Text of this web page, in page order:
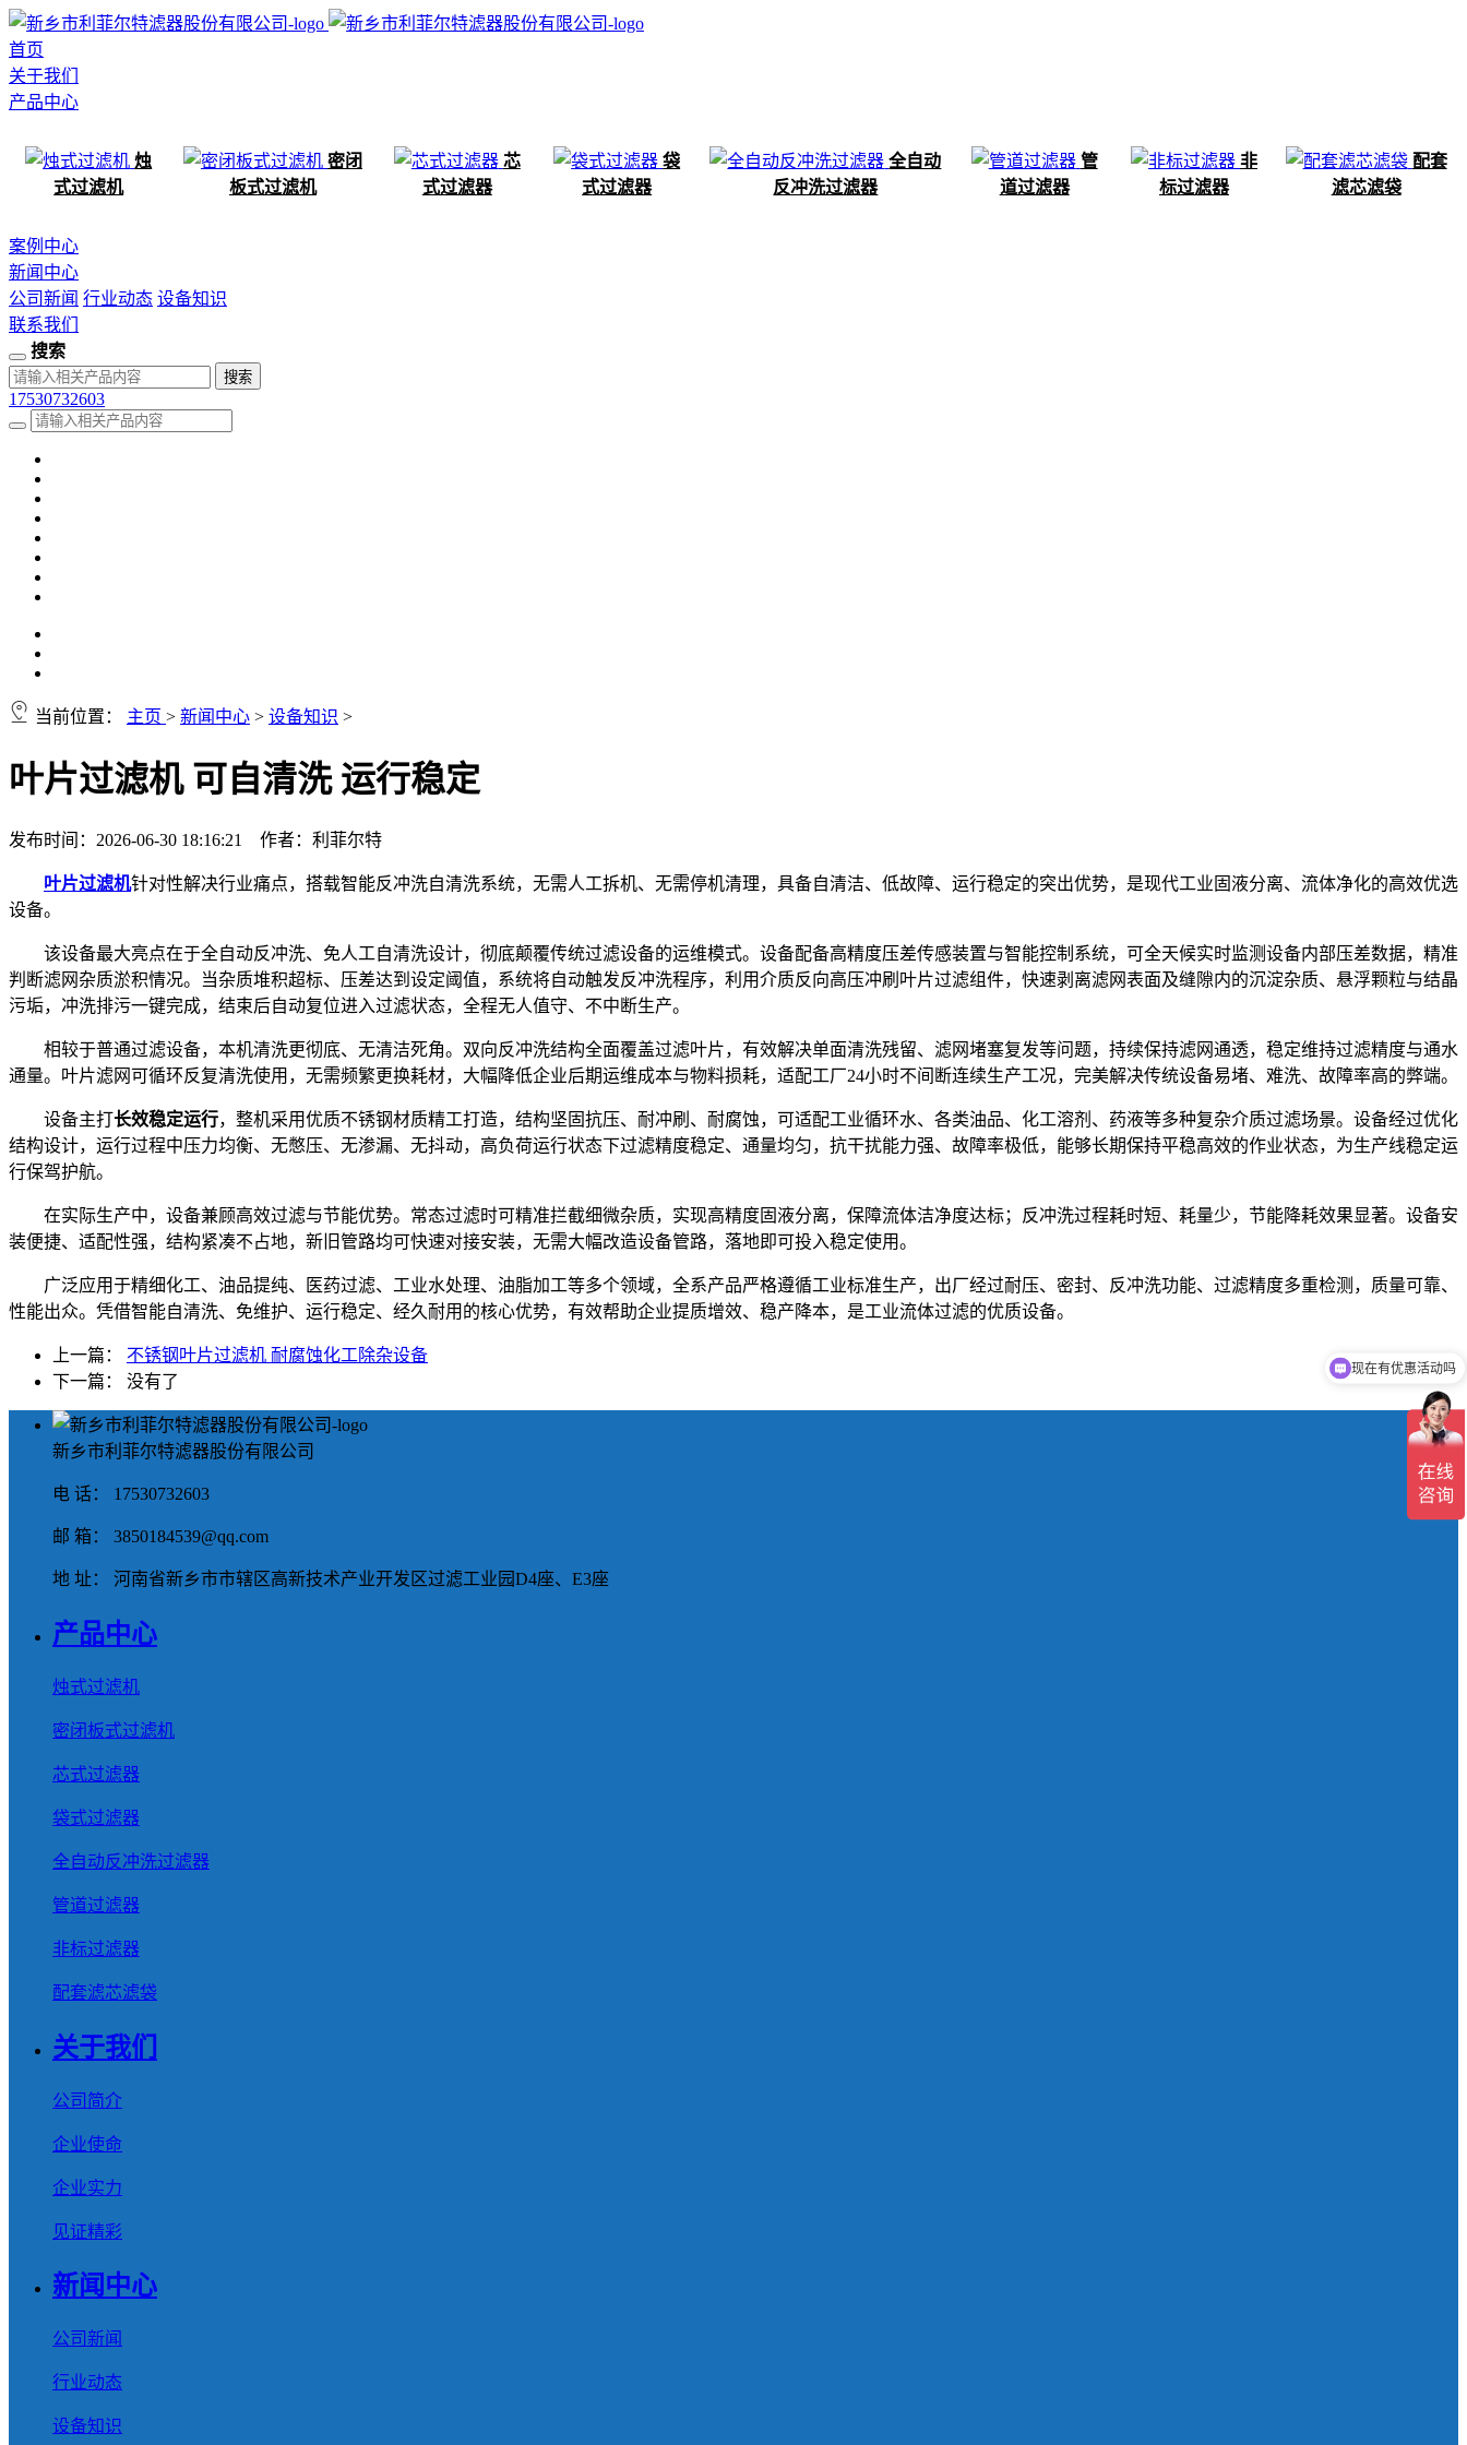
首页
关于我们
产品中心
烛
式过滤机
密闭
板式过滤机
芯
式过滤器
袋
式过滤器
全自动
反冲洗过滤器
管
道过滤器
非
标过滤器
配套
滤芯滤袋
案例中心
新闻中心
公司新闻 行业动态 设备知识
联系我们
搜索
17530732603
当前位置： 主页 > 新闻中心 > 设备知识 >
叶片过滤机 可自清洗 运行稳定
发布时间：2026-06-30 18:16:21 作者：利菲尔特
叶片过滤机针对性解决行业痛点，搭载智能反冲洗自清洗系统，无需人工拆机、无需停机清理，具备自清洁、低故障、运行稳定的突出优势，是现代工业固液分离、流体净化的高效优选
设备。
该设备最大亮点在于全自动反冲洗、免人工自清洗设计，彻底颠覆传统过滤设备的运维模式。设备配备高精度压差传感装置与智能控制系统，可全天候实时监测设备内部压差数据，精准
判断滤网杂质淤积情况。当杂质堆积超标、压差达到设定阈值，系统将自动触发反冲洗程序，利用介质反向高压冲刷叶片过滤组件，快速剥离滤网表面及缝隙内的沉淀杂质、悬浮颗粒与结晶
污垢，冲洗排污一键完成，结束后自动复位进入过滤状态，全程无人值守、不中断生产。
相较于普通过滤设备，本机清洗更彻底、无清洁死角。双向反冲洗结构全面覆盖过滤叶片，有效解决单面清洗残留、滤网堵塞复发等问题，持续保持滤网通透，稳定维持过滤精度与通水
通量。叶片滤网可循环反复清洗使用，无需频繁更换耗材，大幅降低企业后期运维成本与物料损耗，适配工厂24小时不间断连续生产工况，完美解决传统设备易堵、难洗、故障率高的弊端。
设备主打长效稳定运行，整机采用优质不锈钢材质精工打造，结构坚固抗压、耐冲刷、耐腐蚀，可适配工业循环水、各类油品、化工溶剂、药液等多种复杂介质过滤场景。设备经过优化
结构设计，运行过程中压力均衡、无憋压、无渗漏、无抖动，高负荷运行状态下过滤精度稳定、通量均匀，抗干扰能力强、故障率极低，能够长期保持平稳高效的作业状态，为生产线稳定运
行保驾护航。
在实际生产中，设备兼顾高效过滤与节能优势。常态过滤时可精准拦截细微杂质，实现高精度固液分离，保障流体洁净度达标；反冲洗过程耗时短、耗量少，节能降耗效果显著。设备安
装便捷、适配性强，结构紧凑不占地，新旧管路均可快速对接安装，无需大幅改造设备管路，落地即可投入稳定使用。
广泛应用于精细化工、油品提纯、医药过滤、工业水处理、油脂加工等多个领域，全系产品严格遵循工业标准生产，出厂经过耐压、密封、反冲洗功能、过滤精度多重检测，质量可靠、
性能出众。凭借智能自清洗、免维护、运行稳定、经久耐用的核心优势，有效帮助企业提质增效、稳产降本，是工业流体过滤的优质设备。
上一篇： 不锈钢叶片过滤机 耐腐蚀化工除杂设备
下一篇： 没有了
新乡市利菲尔特滤器股份有限公司
电 话： 17530732603
邮 箱： 3850184539@qq.com
地 址： 河南省新乡市市辖区高新技术产业开发区过滤工业园D4座、E3座
产品中心
烛式过滤机
密闭板式过滤机
芯式过滤器
袋式过滤器
全自动反冲洗过滤器
管道过滤器
非标过滤器
配套滤芯滤袋
关于我们
公司简介
企业使命
企业实力
见证精彩
新闻中心
公司新闻
行业动态
设备知识
现在有优惠活动吗